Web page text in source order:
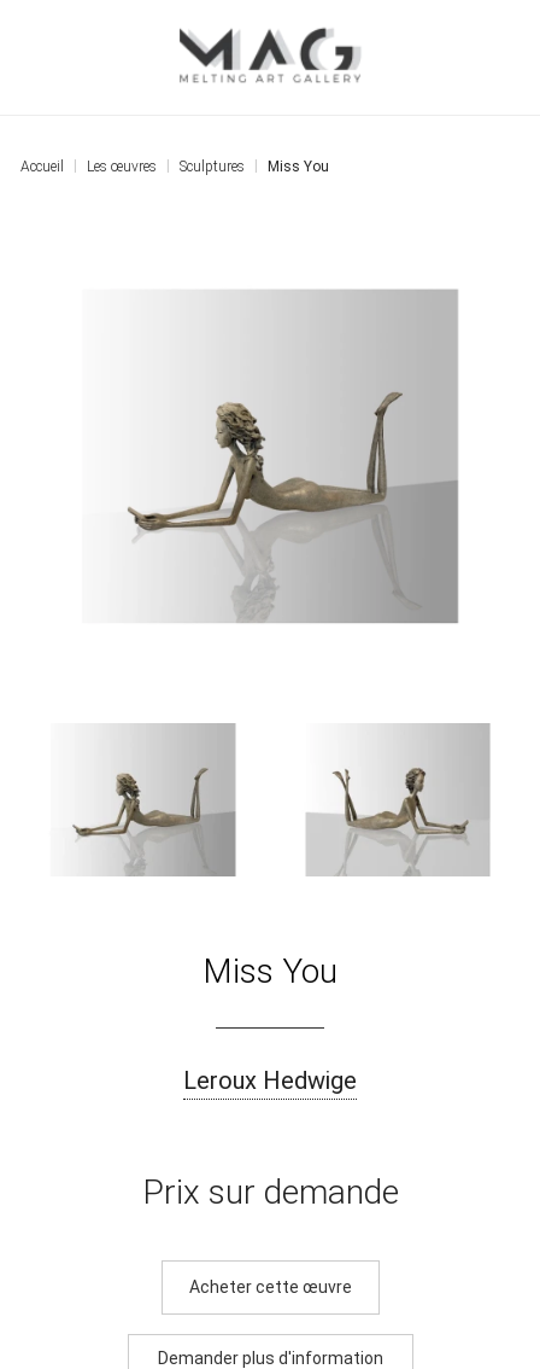
Accueil Les œuvres Sculptures Miss You
Miss You
Leroux Hedwige
Prix sur demande
Acheter cette œuvre
Demander plus d'information